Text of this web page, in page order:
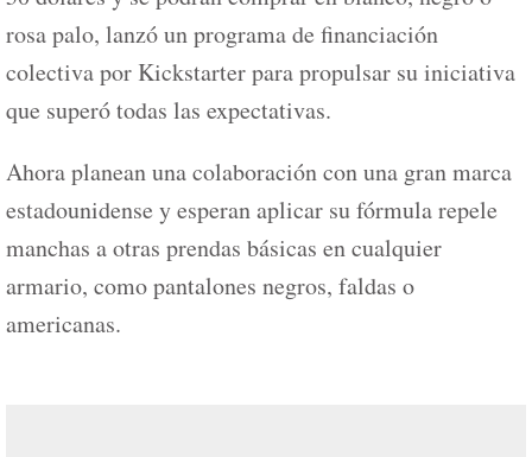
rosa palo, lanzó un programa de financiación
colectiva por Kickstarter para propulsar su iniciativa
que superó todas las expectativas.
Ahora planean una colaboración con una gran marca
estadounidense y esperan aplicar su fórmula repele
manchas a otras prendas básicas en cualquier
armario, como pantalones negros, faldas o
americanas.